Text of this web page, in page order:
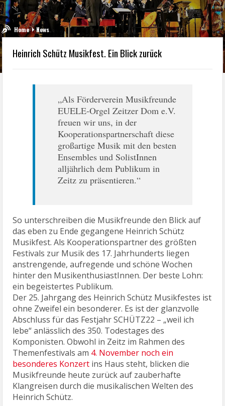
Home News
Heinrich Schütz Musikfest. Ein Blick zurück
„Als Förderverein Musikfreunde
EUELE-Orgel Zeitzer Dom e.V.
freuen wir uns, in der
Kooperationspartnerschaft diese
großartige Musik mit den besten
Ensembles und SolistInnen
alljährlich dem Publikum in
Zeitz zu präsentieren.“
So unterschreiben die Musikfreunde den Blick auf
das eben zu Ende gegangene Heinrich Schütz
Musikfest. Als Kooperationspartner des größten
Festivals zur Musik des 17. Jahrhunderts liegen
anstrengende, aufregende und schöne Wochen
hinter den MusikenthusiastInnen. Der beste Lohn:
ein begeistertes Publikum.
Der 25. Jahrgang des Heinrich Schütz Musikfestes ist
ohne Zweifel ein besonderer. Es ist der glanzvolle
Abschluss für das Festjahr SCHÜTZ22 – „weil ich
lebe“ anlässlich des 350. Todestages des
Komponisten. Obwohl in Zeitz im Rahmen des
Themenfestivals am 4. November noch ein
besonderes Konzert ins Haus steht, blicken die
Musikfreunde heute zurück auf zauberhafte
Klangreisen durch die musikalischen Welten des
Heinrich Schütz.